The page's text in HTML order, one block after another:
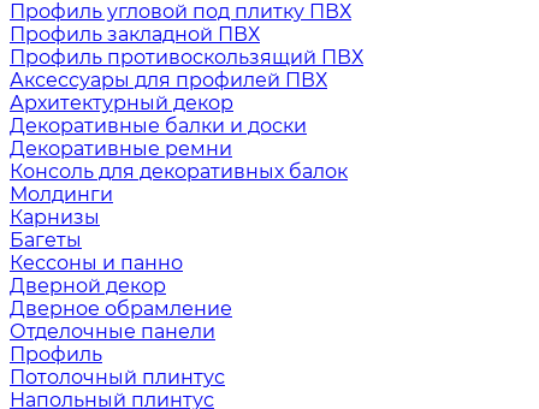
Профиль угловой под плитку ПВХ
Профиль закладной ПВХ
Профиль противоскользящий ПВХ
Аксессуары для профилей ПВХ
Архитектурный декор
Декоративные балки и доски
Декоративные ремни
Консоль для декоративных балок
Молдинги
Карнизы
Багеты
Кессоны и панно
Дверной декор
Дверное обрамление
Отделочные панели
Профиль
Потолочный плинтус
Напольный плинтус